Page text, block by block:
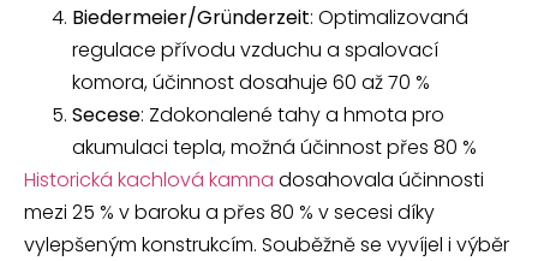
Biedermeier/Gründerzeit: Optimalizovaná
regulace přívodu vzduchu a spalovací
komora, účinnost dosahuje 60 až 70 %
Secese: Zdokonalené tahy a hmota pro
akumulaci tepla, možná účinnost přes 80 %
Historická kachlová kamna dosahovala účinnosti
mezi 25 % v baroku a přes 80 % v secesi díky
vylepšeným konstrukcím. Souběžně se vyvíjel i výběr